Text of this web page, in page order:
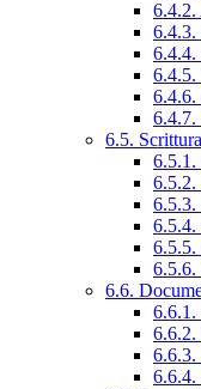
6.4.2.
6.4.3.
6.4.4.
6.4.5.
6.4.6.
6.4.7.
6.5.
6.5.1.
6.5.2.
6.5.3.
6.5.4.
6.5.5.
6.5.6.
6.6.
6.6.1.
6.6.2.
6.6.3.
6.6.4.